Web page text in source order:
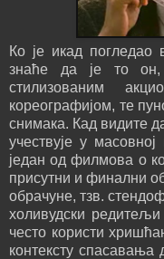
Ко је икад
знаће да је то он,
стилизованим
кореографијом, те
снимака. Кад видите
учествује у
један од филмова о
присутни и финални
обрачуне, тзв.
холивудски
често користи
контексту